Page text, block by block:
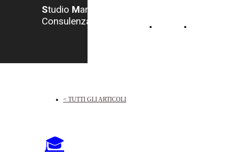
Studio Marzocchi -
Consulenza del Lavoro
< TUTTI GLI ARTICOLI
🎓